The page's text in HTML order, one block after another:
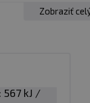
Zobraziť
kJ /